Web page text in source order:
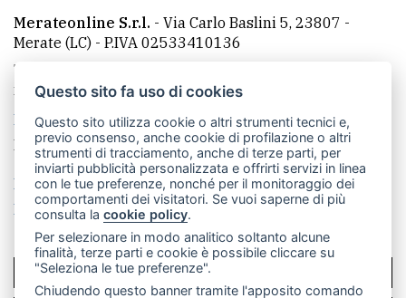
Merateonline S.r.l. - Via Carlo Baslini 5, 23807 -
Merate (LC) - P.IVA 02533410136
Telefono:
mail: redazione@leccoonline.com
La redazione
MerateOnline CasateOnline
RSS
Made by VIP
Privacy policy
Cookie policy
Rivedi le tue scelte sui cookie
SCRIVICI
Questo sito fa uso di cookies
Questo sito utilizza cookie o altri strumenti tecnici e,
previo consenso, anche cookie di profilazione o altri
strumenti di tracciamento, anche di terze parti, per
inviarti pubblicità personalizzata e offrirti servizi in linea
con le tue preferenze, nonché per il monitoraggio dei
comportamenti dei visitatori. Se vuoi saperne di più
consulta lacookie policy.
Per selezionare in modo analitico soltanto alcune
finalità, terze parti e cookie è possibile cliccare su
"Seleziona le tue preferenze".
Chiudendo questo banner tramite l'apposito comando